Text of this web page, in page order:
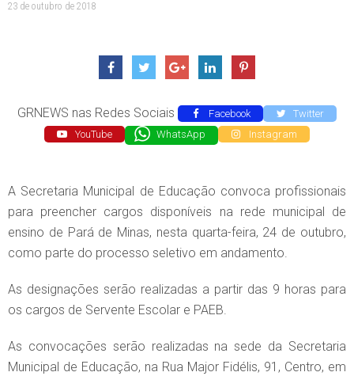
23 de outubro de 2018
GRNEWS nas Redes Sociais Facebook
Twitter
YouTube
WhatsApp Instagram
A Secretaria Municipal de Educação convoca profissionais
para preencher cargos disponíveis na rede municipal de
ensino de Pará de Minas, nesta quarta-feira, 24 de outubro,
como parte do processo seletivo em andamento.
As designações serão realizadas a partir das 9 horas para
os cargos de Servente Escolar e PAEB.
As convocações serão realizadas na sede da Secretaria
Municipal de Educação, na Rua Major Fidélis, 91, Centro, em